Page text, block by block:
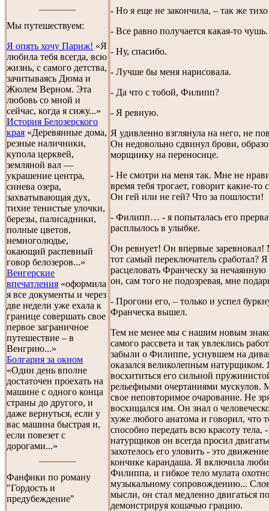
Мы путешествуем:
Я опять хочу Париж! «Я
любила тебя всегда, всю
жизнь, с самого детства,
зачитываясь Дюма и
Жюлем Верном. Эта
любовь со мной и
сейчас, когда я сижу...»
История Белозерского
края «Деревянные дома,
резные наличники,
купола церквей,
земляной вал —
украшение центра,
синева озера,
захватывающая дух,
тихие тенистые улочки,
березы, палисадники,
полные цветов,
немноголюдье,
окающий распевный
говор белозеров...»
Венгерские
впечатления «оформила
я все документы и через
две недели уже ехала к
границе совершать свое
первое заграничное
путешествие – в
Венгрию...»
Болгария за окном
«Один день вполне
достаточен проехать на
машине с одного конца
страны до другого, и
даже вернуться, если у
вас машина быстрая и,
если повезет с
дорогами...»
Фанфики по роману
"Гордость и
предубеждение"
- Но я еще не закончила, – так же тихо
- Все равно получается какая-то чушь.
- Ну, спасибо.
- Лучше бы меня нарисовала.
- Да что с тобой, Филипп?
- Я ревную.
Я удивленно взглянула на него, не
Он недовольно сдвинул брови,
морщинку на переносице.
- Не смотри на меня так. Мне не
время тебя трогает, говорит какие-то
Он гей или не гей? Что за пошлости!
- Филипп… - я попыталась его
расплылось в улыбке.
Он ревнует! Он впервые заревновал!
тот самый переключатель сработал?
расцеловать Франческу за нечаянную
он, сам того не подозревая, мне
- Прогони его, – только и успел
Франческа вышел.
Тем не менее мы с нашим новым
самого рассвета и так увлеклись
забыли о Филиппе, уснувшем на
оказался великолепным натурщиком.
восхититься его сильной
рельефными очертаниями мускулов.
свое неповторимое очарование. Не
восхищался им. Он знал о
хуже любого анатома и говорил, что
способно передать всю красоту тела,
натурщиков он всегда просил
захотелось его уловить - это
кончике карандаша. Я включила
Филиппа, и гибкое тело мулата
музыкальному сопровождению...
мысли, он стал медленно двигаться
демонстрируя кошачью грацию.